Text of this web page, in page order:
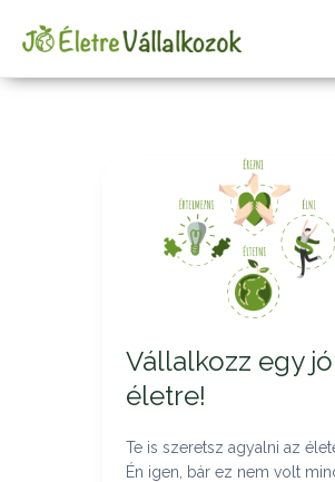
Vállalkozz egy jó
életre!
Te is szeretsz agyalni az
Én igen, bár ez nem volt
életre!